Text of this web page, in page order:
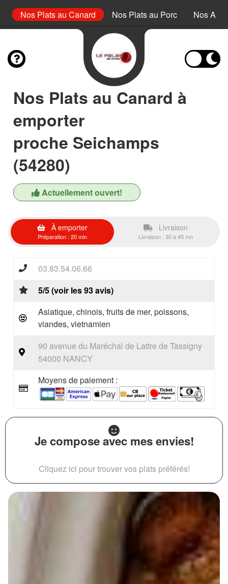
Nos Plats au Canard Nos Plats au Porc Nos
Nos Plats au Canard à
emporter
proche Seichamps
(54280)
Actuellement ouvert!
À emporter
Préparation : 20 min
Livraison
Livraison : 30 à 45 mn
03.83.54.06.66
5/5 (voir les 93 avis)
Asiatique, chinois, fruits de mer, poissons,
viandes, vietnamien
90 avenue du Maréchal de Lattre de Tassigny
54000 NANCY
Moyens de paiement :
Je compose avec mes envies!
Cliquez ici pour trouver vos plats préférés!